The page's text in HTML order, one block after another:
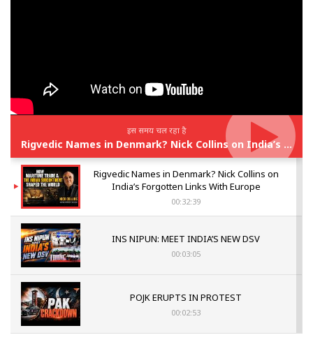
इस समय चल रहा है
Rigvedic Names in Denmark? Nick Collins on India’s Forgotten Links With Europe
Rigvedic Names in Denmark? Nick Collins on
India’s Forgotten Links With Europe
00:32:39
INS NIPUN: MEET INDIA’S NEW DSV
00:03:05
POJK ERUPTS IN PROTEST
00:02:53